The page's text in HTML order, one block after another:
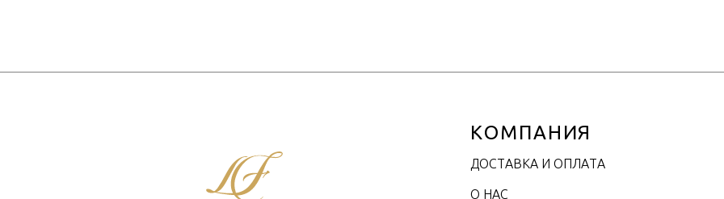
КОМПАНИЯ
ДОСТАВКА И ОПЛАТА
О НАС